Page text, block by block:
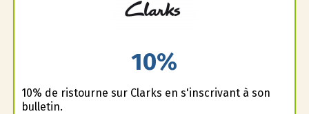
10%
10% de ristourne sur Clarks en s'inscrivant à son
bulletin.